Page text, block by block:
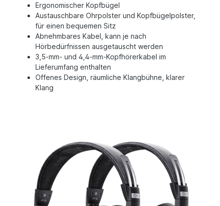
Ergonomischer Kopfbügel
Austauschbare Ohrpolster und Kopfbügelpolster,
für einen bequemen Sitz
Abnehmbares Kabel, kann je nach
Hörbedürfnissen ausgetauscht werden
3,5-mm- und 4,4-mm-Kopfhörerkabel im
Lieferumfang enthalten
Offenes Design, räumliche Klangbühne, klarer
Klang